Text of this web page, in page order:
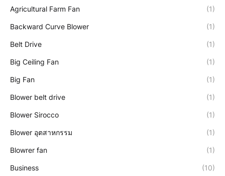
Agricultural Farm Fan (1)
Backward Curve Blower (1)
Belt Drive (1)
Big Ceiling Fan (1)
Big Fan (1)
Blower belt drive (1)
Blower Sirocco (1)
Blower อุตสาหกรรม (1)
Blowrer fan (1)
Business (10)